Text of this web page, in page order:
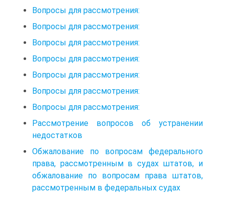
Вопросы для рассмотрения:
Вопросы для рассмотрения:
Вопросы для рассмотрения:
Вопросы для рассмотрения:
Вопросы для рассмотрения:
Вопросы для рассмотрения:
Вопросы для рассмотрения:
Рассмотрение вопросов об устранении
недостатков
Обжалование по вопросам федерального
права, рассмотренным в судах штатов, и
обжалование по вопросам права штатов,
рассмотренным в федеральных судах